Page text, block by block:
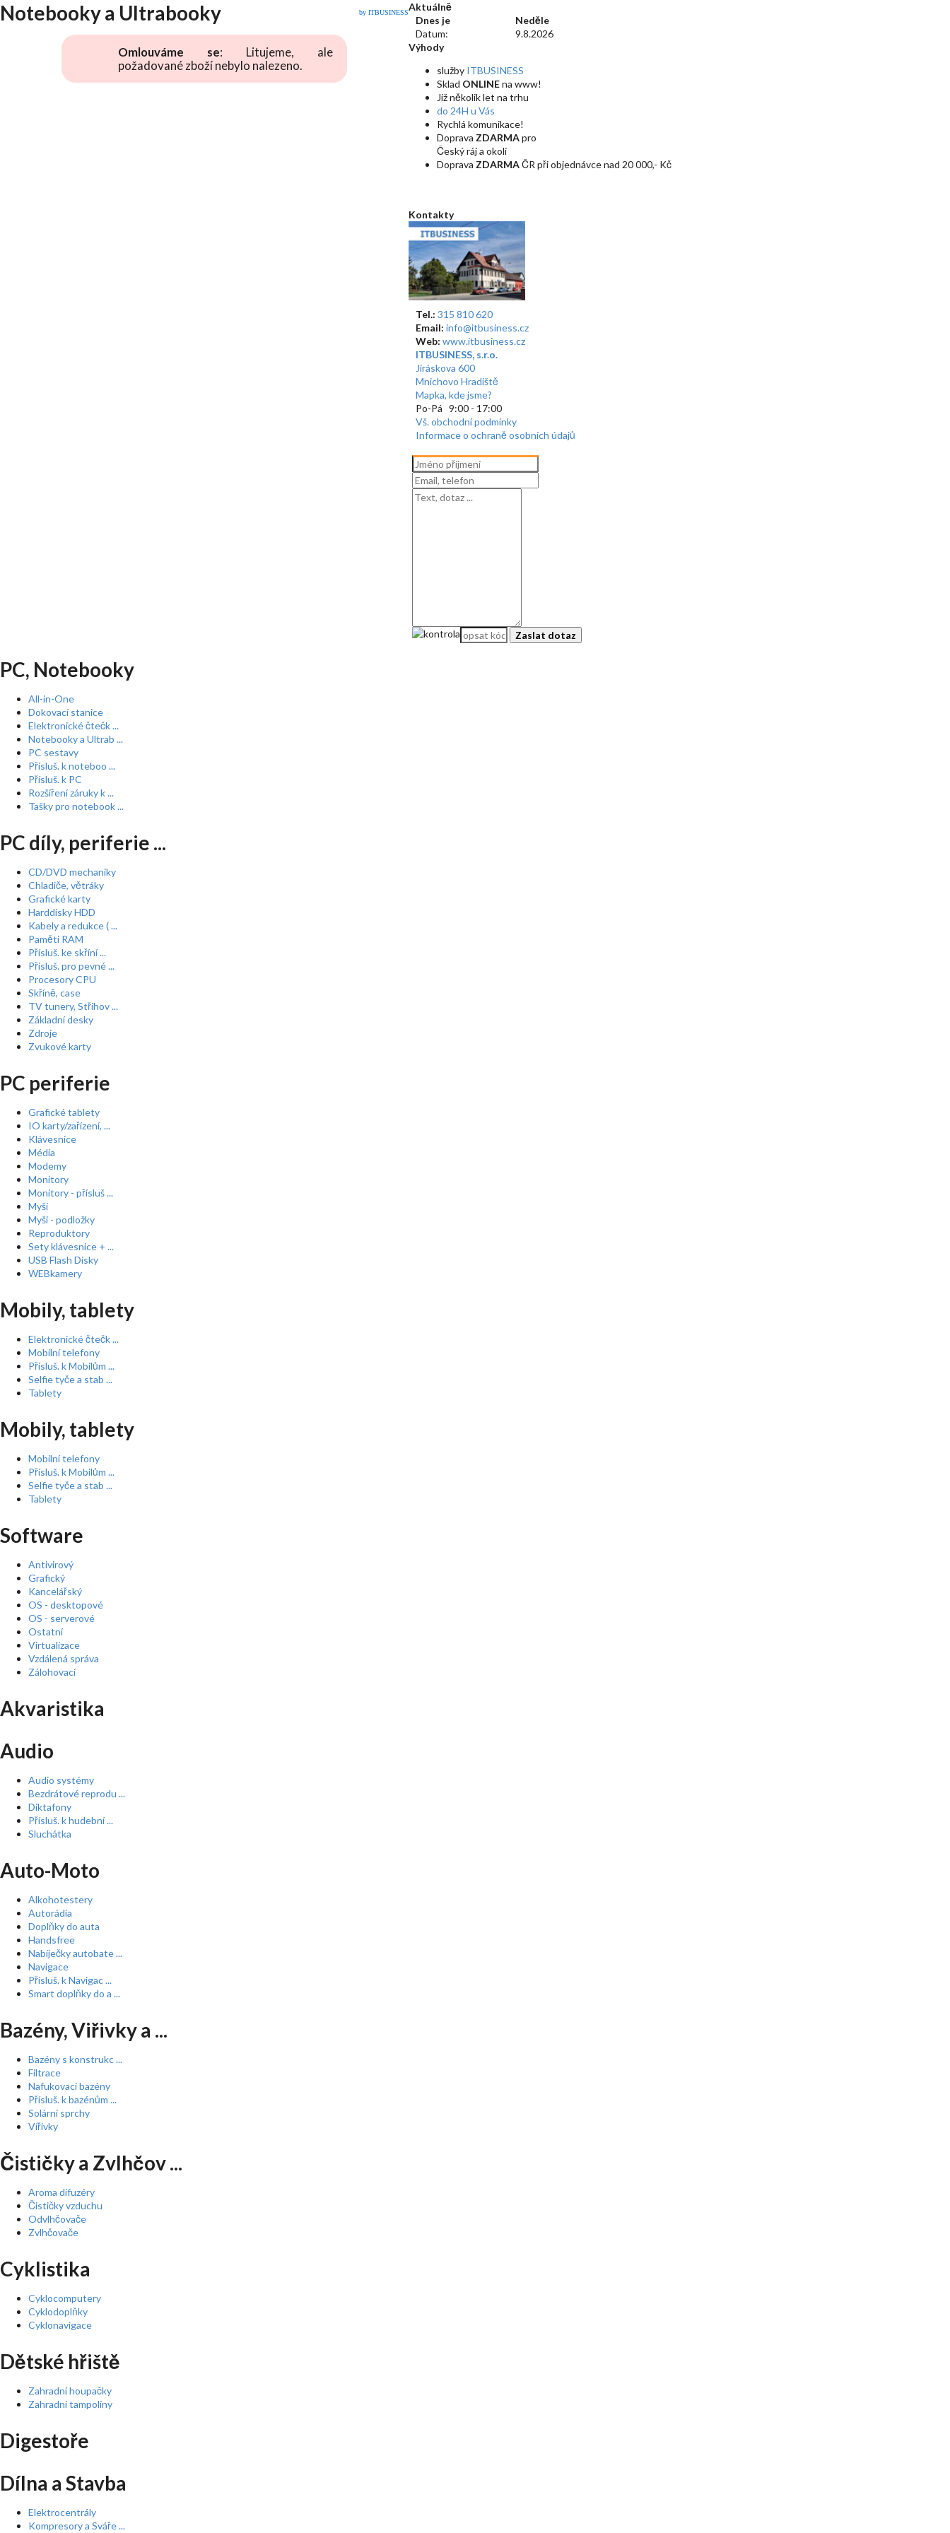
Notebooky a Ultrabooky by ITBUSINESS
Omlouváme se: Litujeme, ale
požadované zboží nebylo nalezeno.
Aktuálně
Dnes je
Neděle
Datum:
9.8.2026
Výhody
služby ITBUSINESS
Sklad ONLINEna www!
Již několik let na trhu
do 24H u Vás
Rychlá komunikace!
Doprava ZDARMApro
Český ráj a okolí
Doprava ZDARMAČR při objednávce nad 20 000,- Kč
Kontakty
Tel.: 315 810 620
Email: info@itbusiness.cz
Web: www.itbusiness.cz
ITBUSINESS, s.r.o.
Jiráskova 600
Mnichovo Hradiště
Mapka, kde jsme?
Po-Pá 9:00 - 17:00
Vš. obchodní podmínky
Informace o ochraně osobních údajů
PC, Notebooky
All-in-One
Dokovací stanice
Elektronické čtečk ...
Notebooky a Ultrab ...
PC sestavy
Přísluš. k noteboo ...
Přísluš. k PC
Rozšíření záruky k ...
Tašky pro notebook ...
PC díly, periferie ...
CD/DVD mechaniky
Chladiče, větráky
Grafické karty
Harddisky HDD
Kabely a redukce ( ...
Paměti RAM
Přísluš. ke skříní ...
Přísluš. pro pevné ...
Procesory CPU
Skříně, case
TV tunery, Střihov ...
Základní desky
Zdroje
Zvukové karty
PC periferie
Grafické tablety
IO karty/zařízení, ...
Klávesnice
Média
Modemy
Monitory
Monitory - přísluš ...
Myši
Myši - podložky
Reproduktory
Sety klávesnice + ...
USB Flash Disky
WEBkamery
Mobily, tablety
Elektronické čtečk ...
Mobilní telefony
Přísluš. k Mobilům ...
Selfie tyče a stab ...
Tablety
Mobily, tablety
Mobilní telefony
Přísluš. k Mobilům ...
Selfie tyče a stab ...
Tablety
Software
Antivirový
Grafický
Kancelářský
OS - desktopové
OS - serverové
Ostatní
Virtualizace
Vzdálená správa
Zálohovací
Akvaristika
Audio
Audio systémy
Bezdrátové reprodu ...
Diktafony
Přísluš. k hudební ...
Sluchátka
Auto-Moto
Alkohotestery
Autorádia
Doplňky do auta
Handsfree
Nabíječky autobate ...
Navigace
Přísluš. k Navigac ...
Smart doplňky do a ...
Bazény, Viřivky a ...
Bazény s konstrukc ...
Filtrace
Nafukovací bazény
Přísluš. k bazénům ...
Solární sprchy
Vířivky
Čističky a Zvlhčov ...
Aroma difuzéry
Čističky vzduchu
Odvlhčovače
Zvlhčovače
Cyklistika
Cyklocomputery
Cyklodoplňky
Cyklonavigace
Dětské hřiště
Zahradní houpačky
Zahradní tampolíny
Digestoře
Dílna a Stavba
Elektrocentrály
Kompresory a Sváře ...